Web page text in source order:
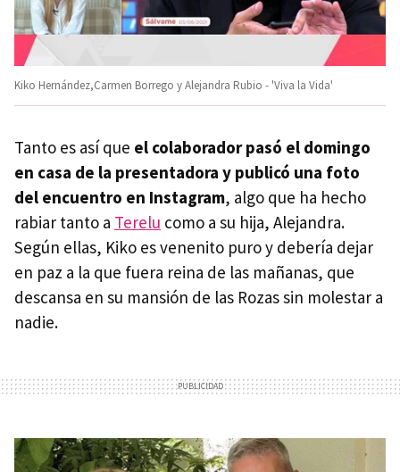
Kiko Hernández,Carmen Borrego y Alejandra Rubio - 'Viva la Vida'
Tanto es así que el colaborador pasó el domingo
en casa de la presentadora y publicó una foto
del encuentro en Instagram, algo que ha hecho
rabiar tanto a Terelu como a su hija, Alejandra.
Según ellas, Kiko es venenito puro y debería dejar
en paz a la que fuera reina de las mañanas, que
descansa en su mansión de las Rozas sin molestar a
nadie.